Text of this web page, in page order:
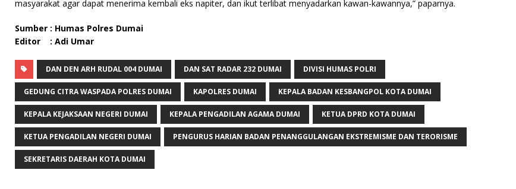
masyarakat agar dapat menerima kembali eks napiter, dan ikut terlibat menyadarkan kawan-kawannya,” paparnya.
Sumber : Humas Polres Dumai
Editor : Adi Umar
DAN DEN ARH RUDAL 004 DUMAI DAN SAT RADAR 232 DUMAI DIVISI HUMAS POLRI
GEDUNG CITRA WASPADA POLRES DUMAI KAPOLRES DUMAI KEPALA BADAN KESBANGPOL KOTA DUMAI
KEPALA KEJAKSAAN NEGERI DUMAI KEPALA PENGADILAN AGAMA DUMAI KETUA DPRD KOTA DUMAI
KETUA PENGADILAN NEGERI DUMAI PENGURUS HARIAN BADAN PENANGGULANGAN EKSTREMISME DAN TERORISME
SEKRETARIS DAERAH KOTA DUMAI